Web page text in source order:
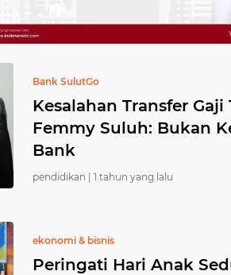
Bank SulutGo
Kesalahan Transfer
Femmy Suluh: Bukan
Bank
pendidikan | 1 tahun yang lalu
ekonomi & bisnis
Peringati Hari Anak